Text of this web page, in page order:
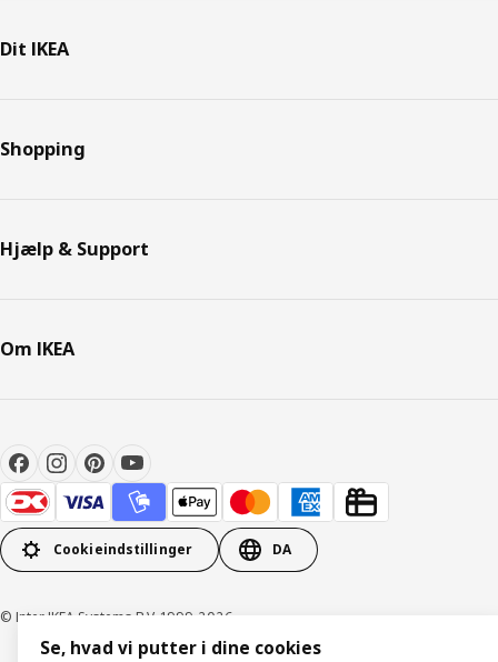
Dit IKEA
Shopping
Hjælp & Support
Om IKEA
Cookieindstillinger DA
© Inter IKEA Systems B.V. 1999-2026
Se, hvad vi putter i dine cookies